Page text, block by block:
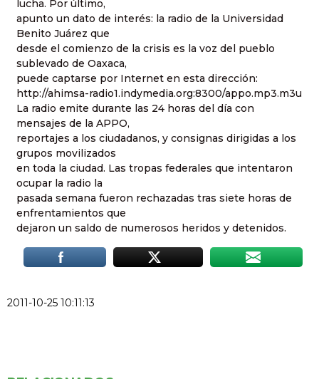
lucha. Por último,
apunto un dato de interés: la radio de la Universidad
Benito Juárez que
desde el comienzo de la crisis es la voz del pueblo
sublevado de Oaxaca,
puede captarse por Internet en esta dirección:
http://ahimsa-radio1.indymedia.org:8300/appo.mp3.m3u
La radio emite durante las 24 horas del día con
mensajes de la APPO,
reportajes a los ciudadanos, y consignas dirigidas a los
grupos movilizados
en toda la ciudad. Las tropas federales que intentaron
ocupar la radio la
pasada semana fueron rechazadas tras siete horas de
enfrentamientos que
dejaron un saldo de numerosos heridos y detenidos.
2011-10-25 10:11:13